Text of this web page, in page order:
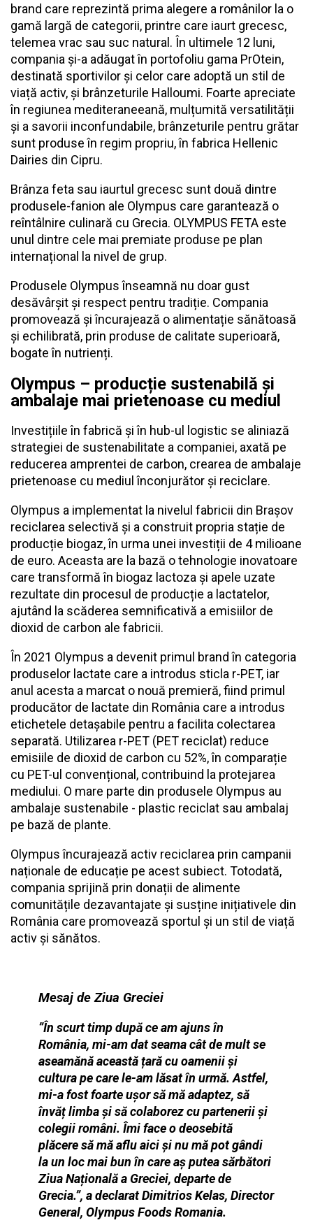
brand care reprezintă prima alegere a românilor la o
gamă largă de categorii, printre care iaurt grecesc,
telemea vrac sau suc natural. În ultimele 12 luni,
compania și-a adăugat în portofoliu gama PrOtein,
destinată sportivilor și celor care adoptă un stil de
viață activ, și brânzeturile Halloumi. Foarte apreciate
în regiunea mediteraneeană, mulțumită versatilității
și a savorii inconfundabile, brânzeturile pentru grătar
sunt produse în regim propriu, în fabrica Hellenic
Dairies din Cipru.
Brânza feta sau iaurtul grecesc sunt două dintre
produsele-fanion ale Olympus care garantează o
reîntâlnire culinară cu Grecia. OLYMPUS FETA este
unul dintre cele mai premiate produse pe plan
internațional la nivel de grup.
Produsele Olympus înseamnă nu doar gust
desăvârșit și respect pentru tradiție. Compania
promovează și încurajează o alimentație sănătoasă
și echilibrată, prin produse de calitate superioară,
bogate în nutrienți.
Olympus – producție sustenabilă și
ambalaje mai prietenoase cu mediul
Investițiile în fabrică și în hub-ul logistic se aliniază
strategiei de sustenabilitate a companiei, axată pe
reducerea amprentei de carbon, crearea de ambalaje
prietenoase cu mediul înconjurător și reciclare.
Olympus a implementat la nivelul fabricii din Brașov
reciclarea selectivă și a construit propria stație de
producție biogaz, în urma unei investiții de 4 milioane
de euro. Aceasta are la bază o tehnologie inovatoare
care transformă în biogaz lactoza și apele uzate
rezultate din procesul de producție a lactatelor,
ajutând la scăderea semnificativă a emisiilor de
dioxid de carbon ale fabricii.
În 2021 Olympus a devenit primul brand în categoria
produselor lactate care a introdus sticla r-PET, iar
anul acesta a marcat o nouă premieră, fiind primul
producător de lactate din România care a introdus
etichetele detașabile pentru a facilita colectarea
separată. Utilizarea r-PET (PET reciclat) reduce
emisiile de dioxid de carbon cu 52%, în comparație
cu PET-ul convențional, contribuind la protejarea
mediului. O mare parte din produsele Olympus au
ambalaje sustenabile - plastic reciclat sau ambalaj
pe bază de plante.
Olympus încurajează activ reciclarea prin campanii
naționale de educație pe acest subiect. Totodată,
compania sprijină prin donații de alimente
comunitățile dezavantajate și susține inițiativele din
România care promovează sportul și un stil de viață
activ și sănătos.
Mesaj de Ziua Greciei
”În scurt timp după ce am ajuns în
România, mi-am dat seama cât de mult se
aseamănă această țară cu oamenii și
cultura pe care le-am lăsat în urmă. Astfel,
mi-a fost foarte ușor să mă adaptez, să
învăț limba și să colaborez cu partenerii și
colegii români. Îmi face o deosebită
plăcere să mă aflu aici și nu mă pot gândi
la un loc mai bun în care aș putea sărbători
Ziua Națională a Greciei, departe de
Grecia.”, a declarat Dimitrios Kelas, Director
General, Olympus Foods Romania.